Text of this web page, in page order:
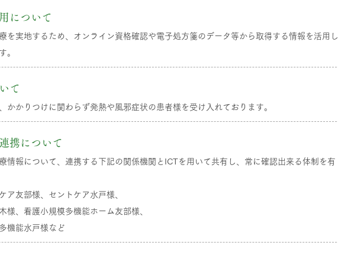
について
を実地するため、オンライン資格確認や電子処方箋のデータ等から取得する情報を活用し
。
て
かかりつけに関わらず発熱や風邪症状の患者様を受け入れております。
携について
情報について、連携する下記の関係機関とICTを用いて共有し、常に確認出来る体制を有
ア友部様、セントケア水戸様、
様、看護小規模多機能ホーム友部様、
機能水戸様など